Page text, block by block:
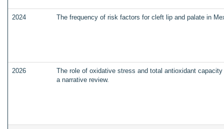
2024 The frequency of risk factors for cleft lip and palate in
2026
The role of oxidative stress and total antioxidant
a narrative review.